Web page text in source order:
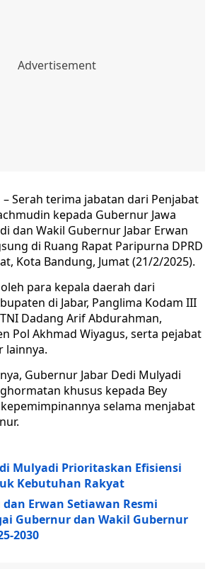
– Serah terima jabatan dari Penjabat
kepada Gubernur Jawa
dan Wakil Gubernur Jabar Erwan
di Ruang Rapat Paripurna DPRD
Kota Bandung, Jumat (21/2/2025).
para kepala daerah dari
di Jabar, Panglima Kodam III
Dadang Arif Abdurahman,
Pol Akhmad Wiyagus, serta pejabat
lainnya.
Gubernur Jabar Dedi Mulyadi
khusus kepada Bey
selama menjabat
Mulyadi Prioritaskan Efisiensi
Kebutuhan Rakyat
Erwan Setiawan Resmi
Gubernur dan Wakil Gubernur
2030